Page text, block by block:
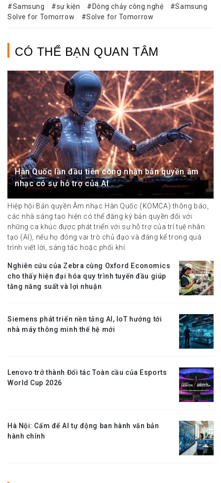
Samsung sự kiện Dòng chảy công nghệ
Samsung
Solve for Tomorrow
Solve for Tomorrow
CÓ THỂ BẠN QUAN TÂM
Hàn Quốc lần đầu tiên công nhận bản quyền âm
nhạc có sự hỗ trợ của AI
Hiệp hội Bản quyền Âm nhạc Hàn Quốc (KOMCA) thông báo,
các nhà sáng tạo hiện có thể đăng ký bản quyền đối với
những ca khúc được phát triển với sự hỗ trợ của trí tuệ nhân
tạo (AI), nếu họ đóng vai trò chủ đạo và đáng kể trong quá
trình viết lời, sáng tác hoặc phối khí.
Nghiên cứu của Zebra cùng Oxford Economics
cho thấy hiện đại hóa quy trình tuyến đầu giúp
tăng năng suất và lợi nhuận
Siemens phát triển nền tảng AI, IoT hướng tới
nhà máy thông minh thế hệ mới
Lenovo trở thành Đối tác Toàn cầu của Esports
World Cup 2026
Hà Nội: Cấm để AI tự động ban hành văn bản
hành chính